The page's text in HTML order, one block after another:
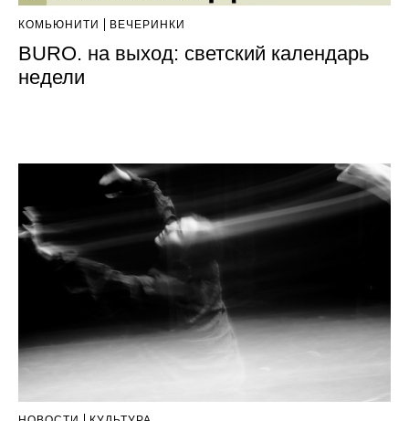
КОМЬЮНИТИ ВЕЧЕРИНКИ
BURO. на выход: светский календарь
недели